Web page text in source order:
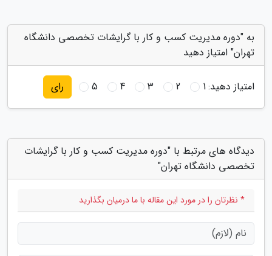
به "دوره مدیریت کسب و کار با گرایشات تخصصی دانشگاه
تهران" امتیاز دهید
امتیاز دهید:1
2
3
4
5 رای
دیدگاه های مرتبط با "دوره مدیریت کسب و کار با گرایشات
تخصصی دانشگاه تهران"
* نظرتان را در مورد این مقاله با ما درمیان بگذارید